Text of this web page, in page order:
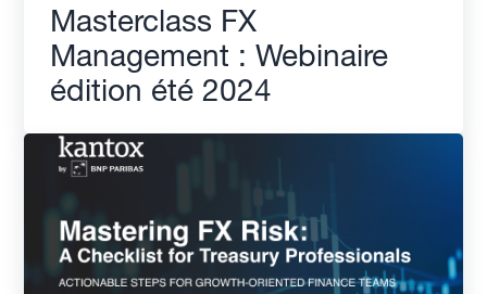
Masterclass FX
Management : Webinaire
édition été 2024